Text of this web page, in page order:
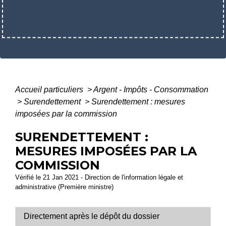
Accueil particuliers >Argent - Impôts - Consommation
> Surendettement > Surendettement : mesures
imposées par la commission
SURENDETTEMENT :
MESURES IMPOSÉES PAR LA
COMMISSION
Vérifié le 21 Jan 2021 - Direction de l'information légale et
administrative (Première ministre)
Directement après le dépôt du dossier